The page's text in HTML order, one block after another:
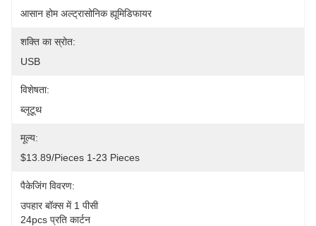
आसान होम अल्ट्रासोनिक ह्यूमिडिफायर
शक्ति का स्रोत:
USB
विशेषता:
ब्लूटूथ
मूल्य:
$13.89/pieces 1-23 Pieces
पैकेजिंग विवरण:
उपहार बॉक्स में 1 पीसी
24pcs प्रति कार्टन